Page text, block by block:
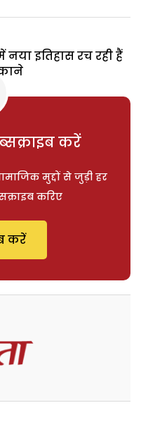
नया इतिहास रच रही हैं
करें
मुद्दों से जुड़ी हर
करिए
करें